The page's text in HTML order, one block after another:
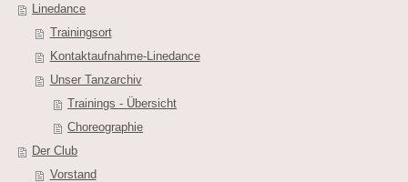
Linedance
Trainingsort
Kontaktaufnahme-Linedance
Unser Tanzarchiv
Trainings - Übersicht
Choreographie
Der Club
Vorstand